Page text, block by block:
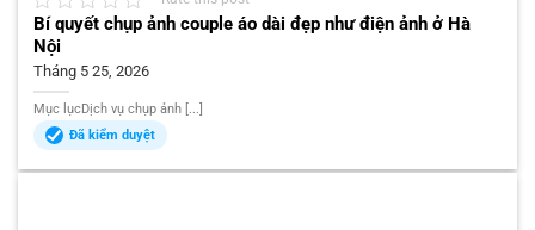
Bí quyết chụp ảnh couple áo dài đẹp như điện ảnh ở Hà
Nội
Tháng 5 25, 2026
Mục lụcDịch vụ chụp ảnh [...]
Đã kiểm duyệt